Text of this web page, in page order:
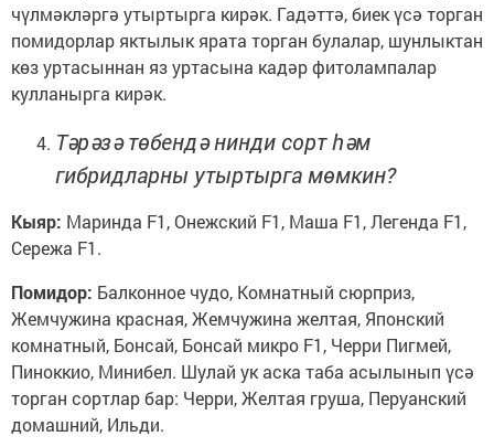
чүлмәкләргә утыртырга кирәк. Гадәттә, биек үсә торган
помидорлар яктылык ярата торган булалар, шунлыктан
көз уртасыннан яз уртасына кадәр фитолампалар
кулланырга кирәк.
Тәрәзә төбендә нинди сорт һәм
гибридларны утыртырга мөмкин?
Кыяр: Маринда F1, Онежский F1, Маша F1, Легенда F1,
Сережа F1.
Помидор: Балконное чудо, Комнатный сюрприз,
Жемчужина красная, Жемчужина желтая, Японский
комнатный, Бонсай, Бонсай микро F1, Черри Пигмей,
Пиноккио, Минибел. Шулай ук аска таба асылынып үсә
торган сортлар бар: Черри, Желтая груша, Перуанский
домашний, Ильди.